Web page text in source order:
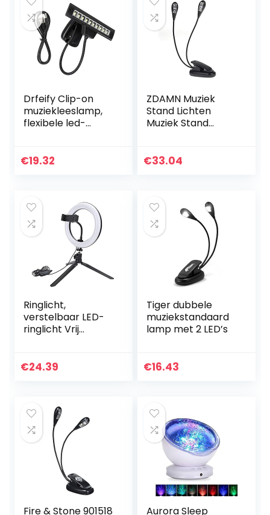
Drfeify Clip-on
muziekleeslamp,
flexibele led-
voor
€19.32
ZDAMN Muziek
Stand Lichten
Muziek Stand
Dubbele Armen 4
€33.04
Ringlicht,
verstelbaar LED-
ringlicht Vrij
statief voor
€24.39
Tiger dubbele
muziekstandaard
lamp met 2 LED’s
€16.43
Fire & Stone 901518
Aurora Sleep